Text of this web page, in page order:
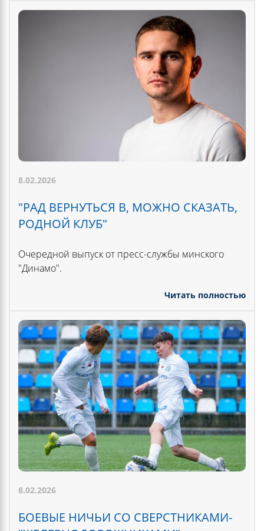
8.02.2026
"РАД ВЕРНУТЬСЯ В, МОЖНО СКАЗАТЬ,
РОДНОЙ КЛУБ"
Очередной выпуск от пресс-службы минского
"Динамо".
Читать полностью
8.02.2026
БОЕВЫЕ НИЧЬИ СО СВЕРСТНИКАМИ-